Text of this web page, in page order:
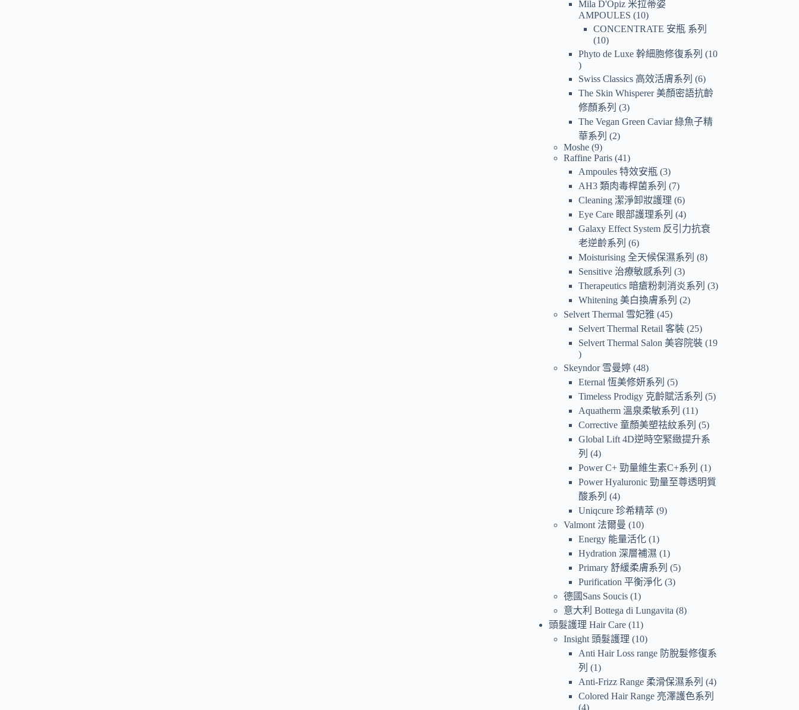
Mila D'Opiz 米拉蒂姿
AMPOULES
10
CONCENTRATE 安瓶 系列
10
Phyto de Luxe 幹細胞修復系列
10
Swiss Classics 高效活膚系列
6
The Skin Whisperer 美顏密語抗齡
修顏系列
3
The Vegan Green Caviar 綠魚子精
華系列
2
Moshe 9
Raffine Paris 41
Ampoules 特效安瓶 3
AH3 類肉毒桿菌系列
7
Cleaning 潔淨卸妝護理 6
Eye Care 眼部護理系列
4
Galaxy Effect System 反引力抗衰
老逆齡系列
6
Moisturising 全天候保濕系列
8
Sensitive 治療敏感系列
3
Therapeutics 暗瘡粉刺消炎系列
3
Whitening 美白換膚系列
2
Selvert Thermal 雪妃雅 45
Selvert Thermal Retail 客裝 25
Selvert Thermal Salon 美容院裝 19
Skeyndor 雪曼婷 48
Eternal 恆美修妍系列
5
Timeless Prodigy 克齡賦活系列
5
Aquatherm 溫泉柔敏系列
11
Corrective 童顏美塑祛紋系列
5
Global Lift 4D逆時空緊緻提升系
列
4
Power C+ 勁量維生素C+系列
1
Power Hyaluronic 勁量至尊透明質
酸系列
4
Uniqcure 珍希精萃 9
Valmont 法爾曼
10
Energy 能量活化 1
Hydration 深層補濕
1
Primary 舒緩柔膚系列
5
Purification 平衡淨化 3
德國Sans Soucis 1
意大利 Bottega di Lungavita 8
頭髮護理 Hair Care 11
Insight 頭髮護理
10
Anti Hair Loss range 防脫髮修復系
列
1
Anti-Frizz Range 柔滑保濕系列
4
Colored Hair Range 亮澤護色系列
4